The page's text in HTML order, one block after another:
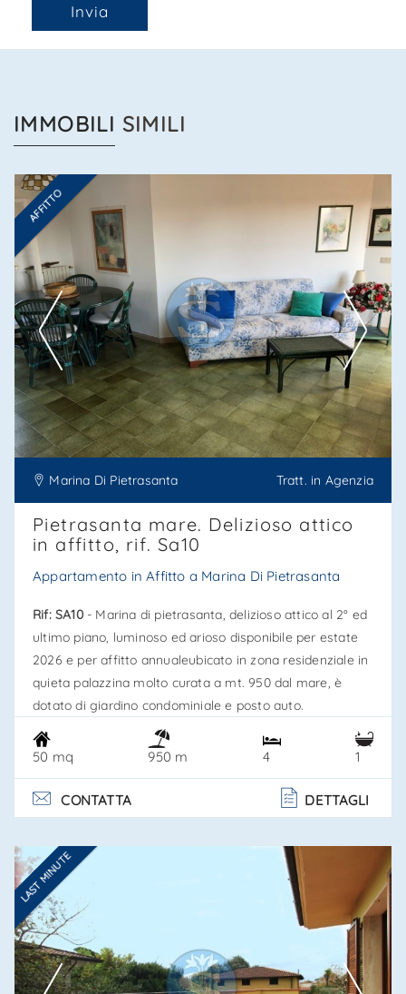
Invia
IMMOBILI SIMILI
AFFITTO
Contatta
--------------------
Vedi tutti i dettagli
Marina Di Pietrasanta Tratt. in Agenzia
Pietrasanta mare. Delizioso attico
in affitto, rif. Sa10
Appartamento in Affitto a Marina Di Pietrasanta
Rif: SA10- Marina di pietrasanta, delizioso attico al 2° ed
ultimo piano, luminoso ed arioso disponibile per estate
2026 e per affitto annualeubicato in zona residenziale in
quieta palazzina molto curata a mt. 950 dal mare, è
dotato di giardino condominiale e posto auto.
L'appartamento è composto da ingresso ed ampio living
dotato di ben due terrazze esclusive - una lato mare
per pranzare all'aperto - angolo cottura, camera
matrimoniale, bagno con. . .
50 mq 950 m 4 1
CONTATTA DETTAGLI
LAST MINUTE
Contatta